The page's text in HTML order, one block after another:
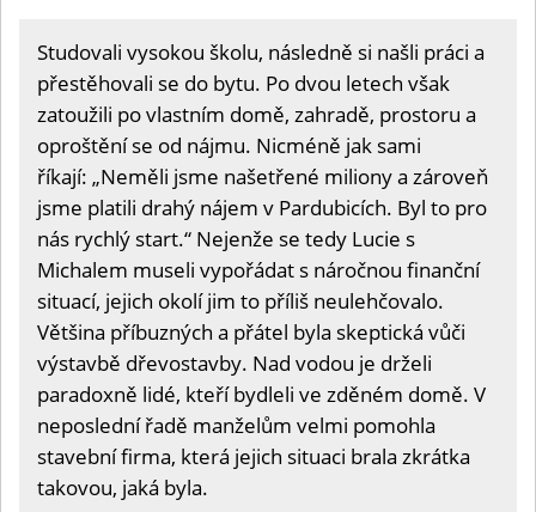
Studovali vysokou školu, následně si našli práci a
přestěhovali se do bytu. Po dvou letech však
zatoužili po vlastním domě, zahradě, prostoru a
oproštění se od nájmu. Nicméně jak sami
říkají: „Neměli jsme našetřené miliony a zároveň
jsme platili drahý nájem v Pardubicích. Byl to pro
nás rychlý start.“ Nejenže se tedy Lucie s
Michalem museli vypořádat s náročnou finanční
situací, jejich okolí jim to příliš neulehčovalo.
Většina příbuzných a přátel byla skeptická vůči
výstavbě dřevostavby. Nad vodou je drželi
paradoxně lidé, kteří bydleli ve zděném domě. V
neposlední řadě manželům velmi pomohla
stavební firma, která jejich situaci brala zkrátka
takovou, jaká byla.